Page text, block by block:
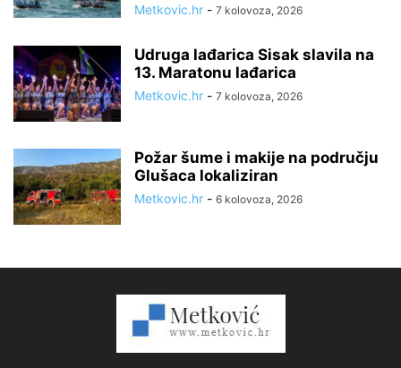
Metkovic.hr - 7 kolovoza, 2026
Udruga lađarica Sisak slavila na
13. Maratonu lađarica
Metkovic.hr - 7 kolovoza, 2026
Požar šume i makije na području
Glušaca lokaliziran
Metkovic.hr - 6 kolovoza, 2026